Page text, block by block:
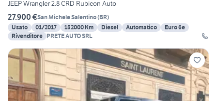
JEEP Wrangler 2.8 CRD Rubicon Auto
27.900 €San Michele Salentino(BR)
Usato
01/2017 152000 Km Diesel Automatico
Euro 6e
Rivenditore PRETE AUTO SRL